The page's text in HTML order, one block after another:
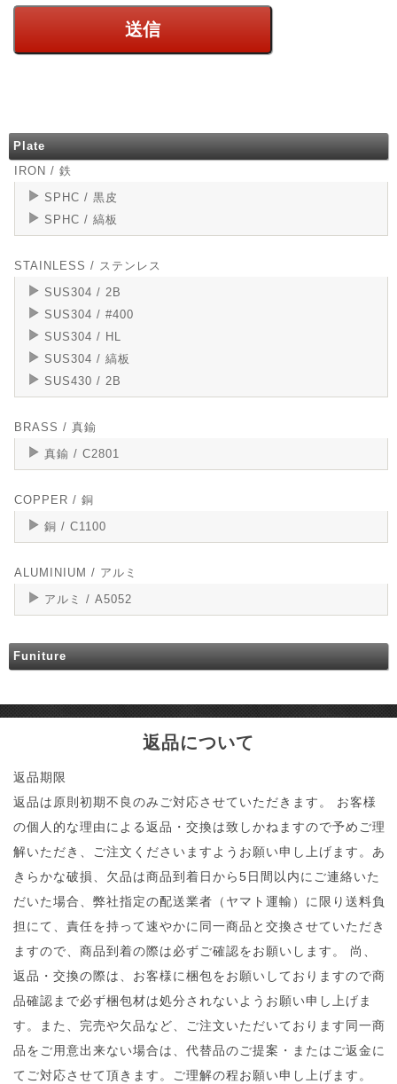
Plate
IRON / 鉄
SPHC / 黒皮
SPHC / 縞板
STAINLESS / ステンレス
SUS304 / 2B
SUS304 / #400
SUS304 / HL
SUS304 / 縞板
SUS430 / 2B
BRASS / 真鍮
真鍮 / C2801
COPPER / 銅
銅 / C1100
ALUMINIUM / アルミ
アルミ / A5052
Funiture
返品について
返品期限
返品は原則初期不良のみご対応させていただきます。 お客様
の個人的な理由による返品・交換は致しかねますので予めご理
解いただき、ご注文くださいますようお願い申し上げます。あ
きらかな破損、欠品は商品到着日から5日間以内にご連絡いた
だいた場合、弊社指定の配送業者（ヤマト運輸）に限り送料負
担にて、責任を持って速やかに同一商品と交換させていただき
ますので、商品到着の際は必ずご確認をお願いします。 尚、
返品・交換の際は、お客様に梱包をお願いしておりますので商
品確認まで必ず梱包材は処分されないようお願い申し上げま
す。また、完売や欠品など、ご注文いただいております同一商
品をご用意出来ない場合は、代替品のご提案・またはご返金に
てご対応させて頂きます。ご理解の程お願い申し上げます。